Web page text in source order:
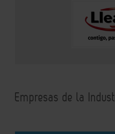
Empresas de la